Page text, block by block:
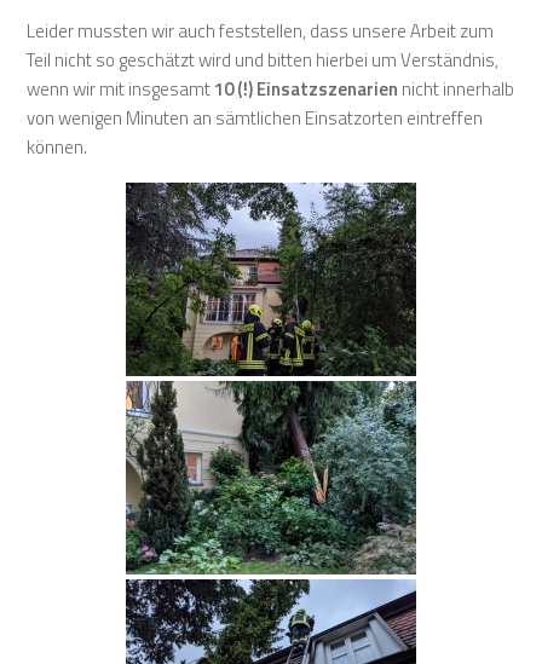
Leider mussten wir auch feststellen, dass unsere Arbeit zum
Teil nicht so geschätzt wird und bitten hierbei um Verständnis,
wenn wir mit insgesamt10 (!) Einsatzszenarien nicht innerhalb
von wenigen Minuten an sämtlichen Einsatzorten eintreffen
können.